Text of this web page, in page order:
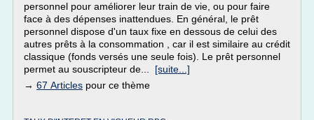
personnel pour améliorer leur train de vie, ou pour faire
face à des dépenses inattendues. En général, le prêt
personnel dispose d'un taux fixe en dessous de celui des
autres prêts à la consommation , car il est similaire au crédit
classique (fonds versés une seule fois). Le prêt personnel
permet au souscripteur de... [suite...]
→ 67 Articles pour ce thème